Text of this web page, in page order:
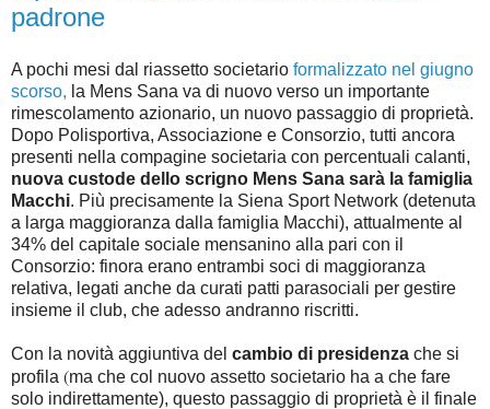
padrone
A pochi mesi dal riassetto societario formalizzato nel giugno
scorso, la Mens Sana va di nuovo verso un importante
rimescolamento azionario, un nuovo passaggio di proprietà.
Dopo Polisportiva, Associazione e Consorzio, tutti ancora
presenti nella compagine societaria con percentuali calanti,
nuova custode dello scrigno Mens Sana sarà la famiglia
Macchi. Più precisamente la Siena Sport Network (detenuta
a larga maggioranza dalla famiglia Macchi), attualmente al
34% del capitale sociale mensanino alla pari con il
Consorzio: finora erano entrambi soci di maggioranza
relativa, legati anche da curati patti parasociali per gestire
insieme il club, che adesso andranno riscritti.
Con la novità aggiuntiva del cambio di presidenza che si
profila (ma che col nuovo assetto societario ha a che fare
solo indirettamente), questo passaggio di proprietà è il finale